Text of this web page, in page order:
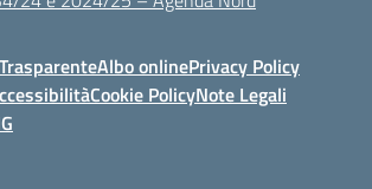
Albo onlinePrivacy Policy
Cookie PolicyNote Legali